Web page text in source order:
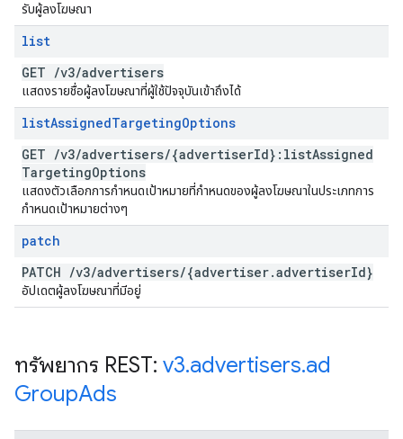
รับผู้ลงโฆษณา
list
GET /v3/advertisers
แสดงรายชื่อผู้ลงโฆษณาที่ผู้ใช้ปัจจุบันเข้าถึงได้
listAssignedTargetingOptions
GET /v3/advertisers/{advertiserId}:listAssigned
TargetingOptions
แสดงตัวเลือกการกำหนดเป้าหมายที่กำหนดของผู้ลงโฆษณาในประเภทการ
กำหนดเป้าหมายต่างๆ
patch
PATCH /v3/advertisers/{advertiser.advertiserId}
อัปเดตผู้ลงโฆษณาที่มีอยู่
ทรัพยากร REST: v3.advertisers.ad
GroupAds